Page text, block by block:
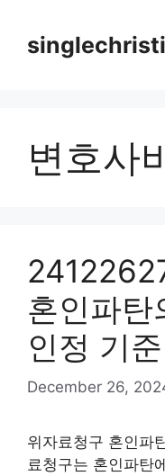
content
변호사
혼인파탄
인정 기준
December 26,
위자료청구 혼인파
료청구는 혼인파탄